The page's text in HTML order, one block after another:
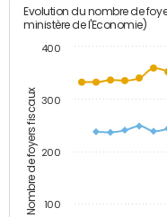
Nombre de foyers fiscaux
Evolution du nombre de
ministère de l'Economie)
100
200
300
400